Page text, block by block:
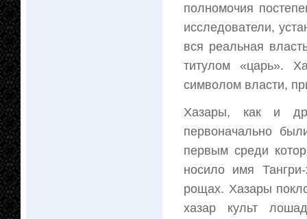
полномочия
исследователи,
вся реальная
титулом «царь».
символом власти,
Хазары, как и
первоначально
первым среди
носило имя
рощах. Хазары
хазар культ